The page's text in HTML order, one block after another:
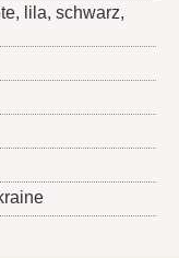
lila, schwarz,